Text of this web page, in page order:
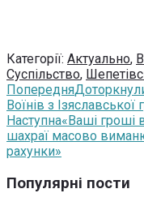
Категорії: Актуально,
Суспільство,
Попередня
Воїнів з
Наступна«Ваші гроші
шахраї масово
рахунки»
Популярні пости